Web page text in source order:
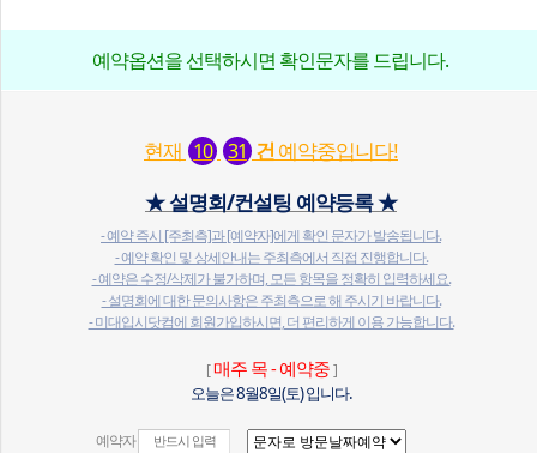
예약옵션을 선택하시면 확인문자를 드립니다.
현재 10 31 건 예약중입니다!
★ 설명회/컨설팅 예약등록 ★
- 예약 즉시 [주최측]과 [예약자]에게 확인 문자가 발송됩니다.
- 예약 확인 및 상세안내는 주최측에서 직접 진행합니다.
- 예약은 수정/삭제가 불가하며, 모든 항목을 정확히 입력하세요.
- 설명회에 대한 문의사항은 주최측으로 해 주시기 바랍니다.
- 미대입시닷컴에 회원가입하시면, 더 편리하게 이용 가능합니다.
[매주 목 - 예약중]
오늘은 8월8일(토) 입니다.
예약자